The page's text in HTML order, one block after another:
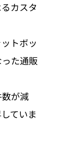
カスタ
トボッ
た通販
が減
ていま